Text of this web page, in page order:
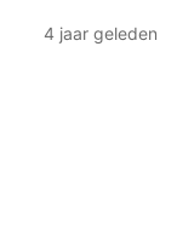
4 jaar geleden